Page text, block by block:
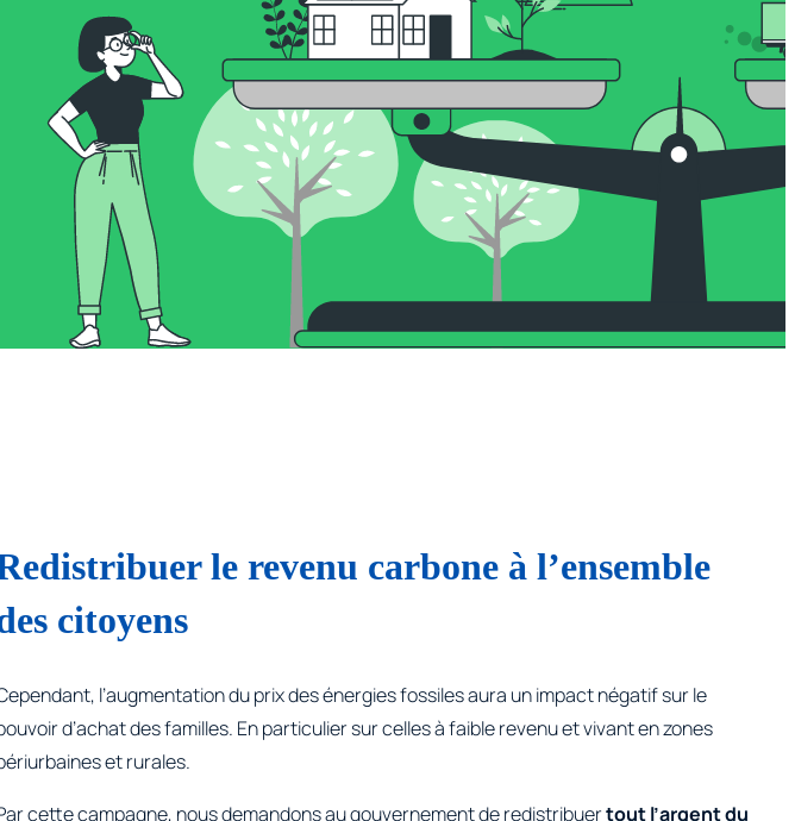
le revenu carbone à l’ensemble
citoyens
l’augmentation du prix des énergies fossiles aura un impact négatif sur le
d’achat des familles. En particulier sur celles à faible revenu et vivant en zones
et rurales.
cette campagne, nous demandons au gouvernement de redistribuertout l’argent du